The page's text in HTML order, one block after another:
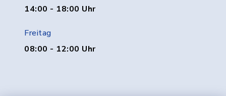
14:00 - 18:00 Uhr
Freitag
08:00 - 12:00 Uhr